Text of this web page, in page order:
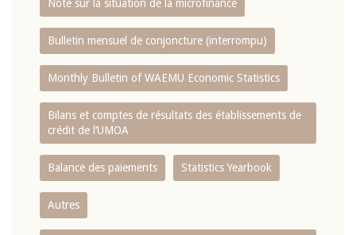
Note sur la situation de la microfinance
Bulletin mensuel de conjoncture (interrompu)
Monthly Bulletin of WAEMU Economic Statistics
Bilans et comptes de résultats des établissements de
crédit de l‘UMOA
Balance des paiements Statistics Yearbook
Autres